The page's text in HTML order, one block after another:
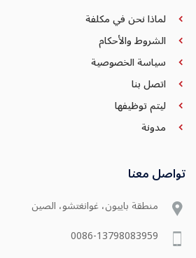
لماذا نحن في مكلفة
الشروط والأحكام
سياسة الخصوصية
اتصل بنا
ليتم توظيفها
مدونة
تواصل معنا
منطقة باييون، غوانغتشو، الصين
0086-13798083959